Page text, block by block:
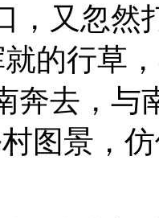
，又忽然
的行草
奔去，与
图景，